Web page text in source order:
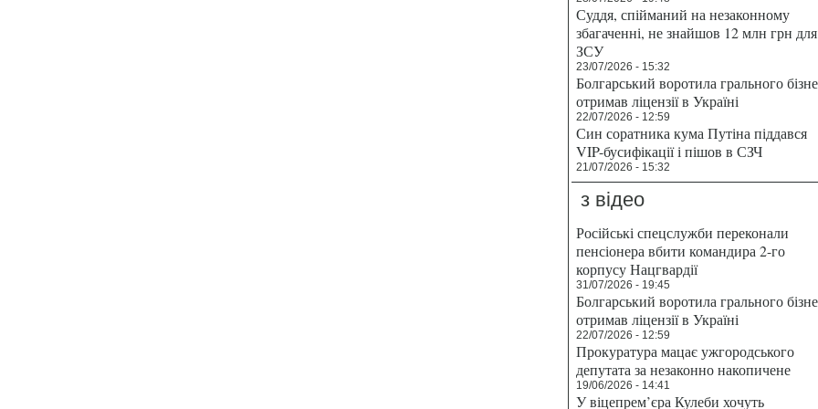
Суддя, спійманий на незаконному
збагаченні, не знайшов 12 млн грн для
ЗСУ
23/07/2026 - 15:32
Болгарський воротила грального
отримав ліцензії в Україні
22/07/2026 - 12:59
Син соратника кума Путіна піддався
VIP-бусифікації і пішов в СЗЧ
21/07/2026 - 15:32
з відео
Російські спецслужби переконали
пенсіонера вбити командира 2-го
корпусу Нацгвардії
31/07/2026 - 19:45
Болгарський воротила грального
отримав ліцензії в Україні
22/07/2026 - 12:59
Прокуратура мацає ужгородського
депутата за незаконно накопичене
19/06/2026 - 14:41
У віцепрем’єра Кулеби хочуть